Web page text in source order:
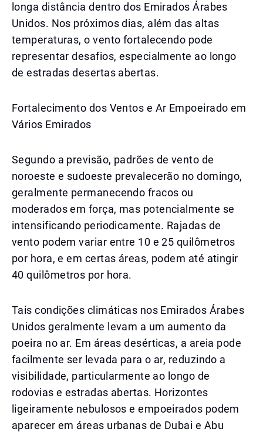
longa distância dentro dos Emirados Árabes
Unidos. Nos próximos dias, além das altas
temperaturas, o vento fortalecendo pode
representar desafios, especialmente ao longo
de estradas desertas abertas.
Fortalecimento dos Ventos e Ar Empoeirado em
Vários Emirados
Segundo a previsão, padrões de vento de
noroeste e sudoeste prevalecerão no domingo,
geralmente permanecendo fracos ou
moderados em força, mas potencialmente se
intensificando periodicamente. Rajadas de
vento podem variar entre 10 e 25 quilômetros
por hora, e em certas áreas, podem até atingir
40 quilômetros por hora.
Tais condições climáticas nos Emirados Árabes
Unidos geralmente levam a um aumento da
poeira no ar. Em áreas desérticas, a areia pode
facilmente ser levada para o ar, reduzindo a
visibilidade, particularmente ao longo de
rodovias e estradas abertas. Horizontes
ligeiramente nebulosos e empoeirados podem
aparecer em áreas urbanas de Dubai e Abu